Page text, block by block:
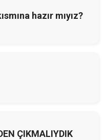
hazır mıyız?
ÇIKMALIYDIK